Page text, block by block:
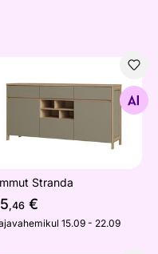
Stranda
Otsi sarnaseid
Stranda
,46 €
15.09 - 22.09